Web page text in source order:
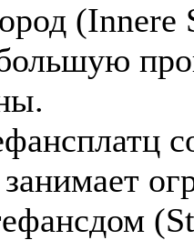
(Innere